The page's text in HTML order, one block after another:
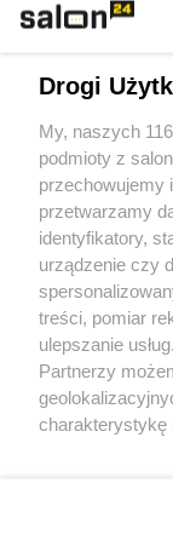
Sport
Kultura
X
Drogi
My, naszych
podmioty z
przechowujemy
przetwarzamy
identyfikatory,
urządzenie czy
treści, pomiar
ulepszanie
Partnerzy
charakterystykę
zmienić/